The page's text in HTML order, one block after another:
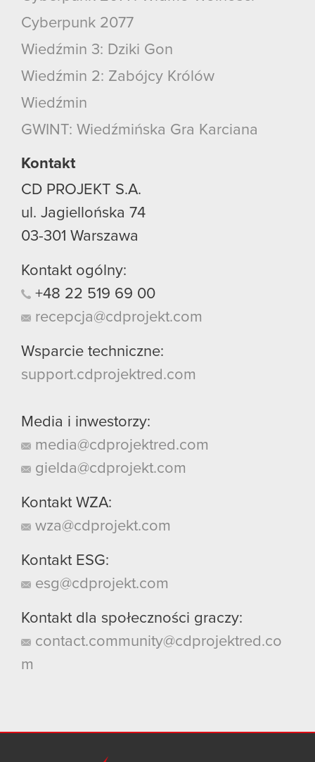
Cyberpunk 2077
Wiedźmin 3: Dziki Gon
Wiedźmin 2: Zabójcy Królów
Wiedźmin
GWINT: Wiedźmińska Gra Karciana
Kontakt
CD PROJEKT S.A.
ul. Jagiellońska 74
03-301 Warszawa
Kontakt ogólny:
+48 22 519 69 00
recepcja@cdprojekt.com
Wsparcie techniczne:
support.cdprojektred.com
Media i inwestorzy:
media@cdprojektred.com
gielda@cdprojekt.com
Kontakt WZA:
wza@cdprojekt.com
Kontakt ESG:
esg@cdprojekt.com
Kontakt dla społeczności graczy:
contact.community@cdprojektred.co
m